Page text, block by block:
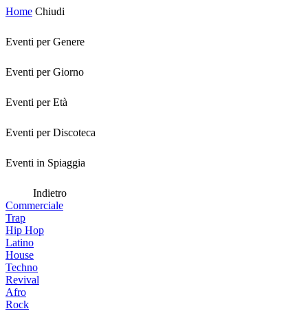
Home Chiudi
Eventi per Genere
Eventi per Giorno
Eventi per Età
Eventi per Discoteca
Eventi in Spiaggia
Indietro
Commerciale
Trap
Hip Hop
Latino
House
Techno
Revival
Afro
Rock